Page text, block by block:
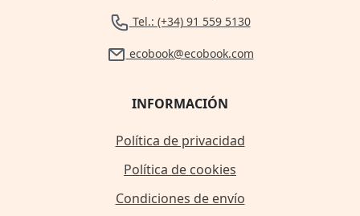
Tel.: (+34) 91 559 5130
ecobook@ecobook.com
INFORMACIÓN
Política de privacidad
Política de cookies
Condiciones de envío